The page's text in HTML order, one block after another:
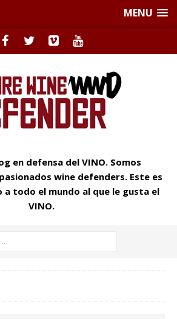
MENU
en defensa del VINO. Somos
wine defenders. Este es
a todo el mundo al que le gusta el
VINO.